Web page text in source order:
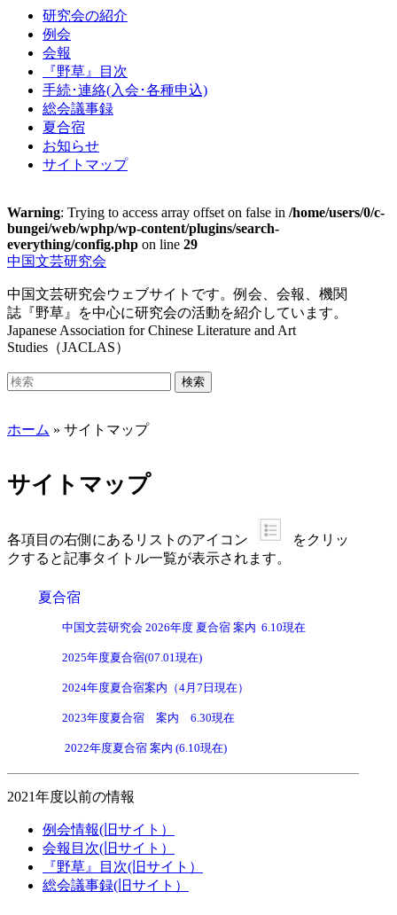
研究会の紹介
例会
会報
『野草』目次
手続･連絡(入会･各種申込)
総会議事録
夏合宿
お知らせ
サイトマップ
Warning: Trying to access array offset on false in /home/users/0/c-
bungei/web/wphp/wp-content/plugins/search-
everything/config.php on line 29
Skip
main
content
中国文芸研究会
中国文芸研究会ウェブサイトです。例会、会報、機関
誌『野草』を中心に研究会の活動を紹介しています。
Japanese Association for Chinese Literature and Art
Studies（JACLAS）
Toggle
mobile
Search
for:
検索
ホーム » サイトマップ
サイトマップ
各項目の右側にあるリストのアイコン
をクリッ
クすると記事タイトル一覧が表示されます。
夏合宿
中国文芸研究会 2026年度 夏合宿 案内 6.10現在
2025年度夏合宿(07.01現在)
2024年度夏合宿案内（4月7日現在）
2023年度夏合宿 案内 6.30現在
2022年度夏合宿 案内 (6.10現在)
2021年度以前の情報
例会情報(旧サイト）
会報目次(旧サイト）
『野草』目次(旧サイト）
総会議事録(旧サイト）